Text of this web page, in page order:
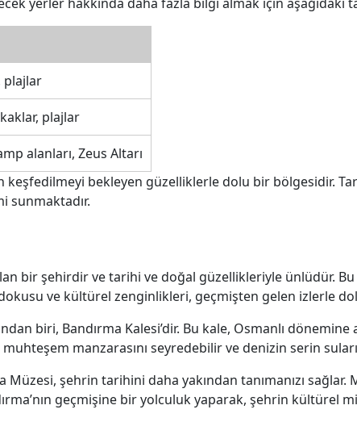
plajlar
plajlar
alanları, Zeus Altarı
keşfedilmeyi bekleyen güzelliklerle dolu bir bölgesidir.
sunmaktadır.
olan bir şehirdir ve tarihi ve doğal güzellikleriyle ünlüdür.
dokusu ve kültürel zenginlikleri, geçmişten gelen izlerle
biri, Bandırma Kalesi’dir. Bu kale, Osmanlı
muhteşem manzarasını seyredebilir ve denizin serin
Müzesi, şehrin tarihini daha yakından tanımanızı
geçmişine bir yolculuk yaparak, şehrin kültürel